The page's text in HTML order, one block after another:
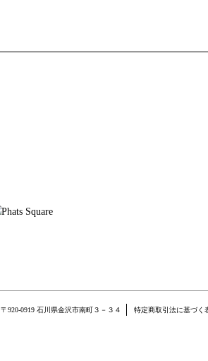
〒920-0919 石川県金沢市南町３－３４ 特定商取引法に基づく